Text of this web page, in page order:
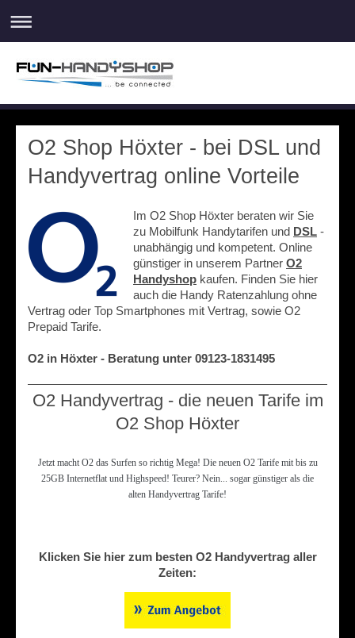
O2 Shop Höxter - bei DSL und
Handyvertrag online Vorteile
Im O2 Shop Höxter beraten wir Sie
zu Mobilfunk Handytarifen und DSL -
unabhängig und kompetent. Online
günstiger in unserem Partner O2
Handyshop kaufen. Finden Sie hier
auch die Handy Ratenzahlung ohne
Vertrag oder Top Smartphones mit Vertrag, sowie O2
Prepaid Tarife.
O2 in Höxter - Beratung unter 09123-1831495
O2 Handyvertrag - die neuen Tarife im
O2 Shop Höxter
Jetzt macht O2 das Surfen so richtig Mega! Die neuen O2 Tarife mit bis zu
25GB Internetflat und Highspeed! Teurer? Nein... sogar günstiger als die
alten Handyvertrag Tarife!
Klicken Sie hier zum besten O2 Handyvertrag aller
Zeiten: